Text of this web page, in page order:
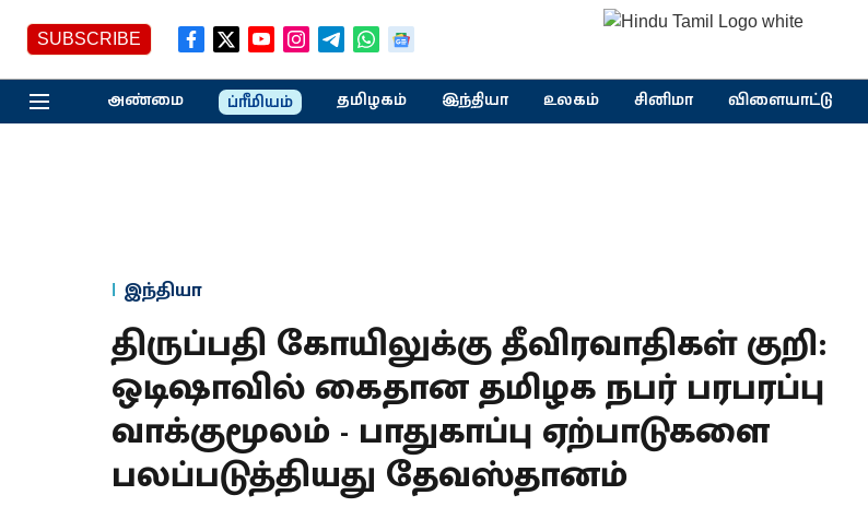
SUBSCRIBE
அண்மை ப்ரீமியம் தமிழகம் இந்தியா உலகம் சினிமா விளையாட்டு
இந்தியா
திருப்பதி கோயிலுக்கு தீவிரவாதிகள் குறி :
ஒடிஷாவில் கைதான தமிழக நபர் பரபரப்பு
வாக்குமூலம் - பாதுகாப்பு ஏற்பாடுகளை
பலப்படுத்தியது தேவஸ்தானம்